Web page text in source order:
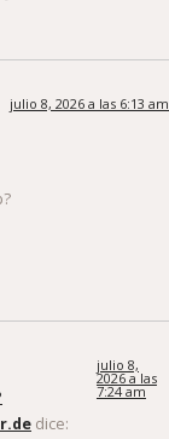
julio 8, 2026 a las 6:13 am
dice:
julio 8,
2026 a las
7:24 am